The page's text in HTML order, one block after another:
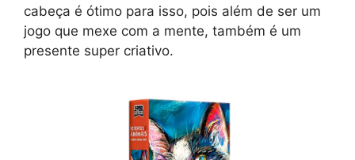
cabeça é ótimo para isso, pois além de ser um
jogo que mexe com a mente, também é um
presente super criativo.